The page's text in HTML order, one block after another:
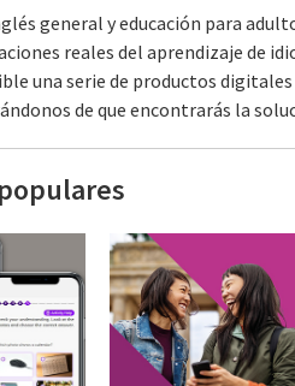
general y educación para
reales del aprendizaje de
una serie de productos
de que encontrarás la